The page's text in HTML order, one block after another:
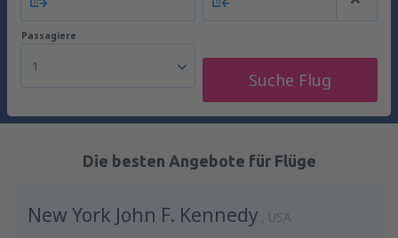
Passagiere
1
Suche Flug
Die besten Angebote für Flüge
New York John F. Kennedy USA